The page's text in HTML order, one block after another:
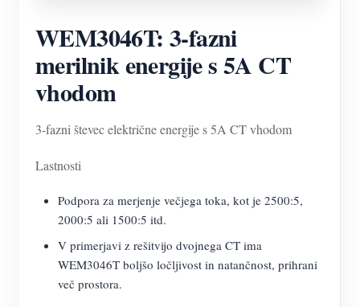
WEM3046T: 3-fazni
merilnik energije s 5A CT
vhodom
3-fazni števec električne energije s 5A CT vhodom
Lastnosti
Podpora za merjenje večjega toka, kot je 2500:5,
2000:5 ali 1500:5 itd.
V primerjavi z rešitvijo dvojnega CT ima
WEM3046T boljšo ločljivost in natančnost, prihrani
več prostora.